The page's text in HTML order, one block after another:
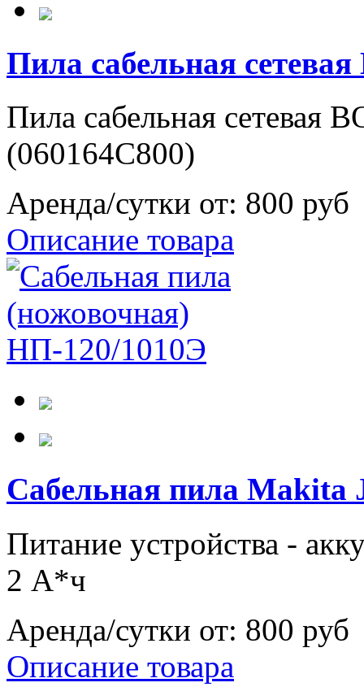
Пила сабельная
Пила сабельная сетевая
(060164C800)
Аренда/сутки от: 800 руб
Описание товара
Сабельная пила Makita
Питание устройства -
2 А*ч
Аренда/сутки от: 800 руб
Описание товара